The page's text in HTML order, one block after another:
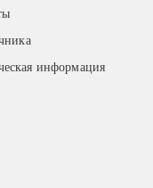
информация